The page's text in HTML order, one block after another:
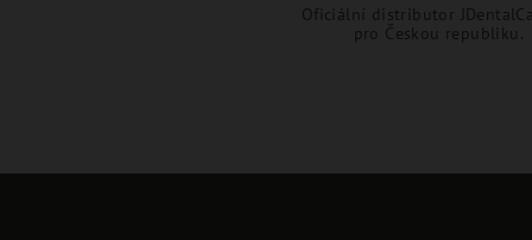
Oficiální distributor
pro Českou republiku.